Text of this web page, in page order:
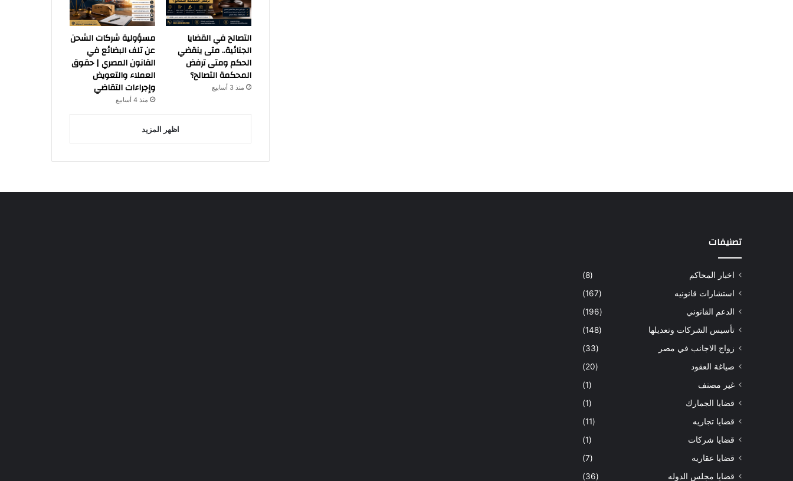
التصالح في القضايا
الجنائية.. متى ينقضي
الحكم ومتى ترفض
المحكمة التصالح؟
منذ 3 أسابيع
مسؤولية شركات الشحن
عن تلف البضائع في
القانون المصري | حقوق
العملاء والتعويض
وإجراءات التقاضي
منذ 4 أسابيع
اظهر المزيد
تصنيفات
اخبار المحاكم
(8)
استشارات قانونيه
(167)
الدعم القانوني
(196)
تأسيس الشركات وتعديلها
(148)
زواج الاجانب في مصر
(33)
صياغة العقود
(20)
غير مصنف
(1)
قضايا الجمارك
(1)
قضايا تجاريه
(11)
قضايا شركات
(1)
قضايا عقاريه
(7)
قضايا مجلس الدوله
(36)